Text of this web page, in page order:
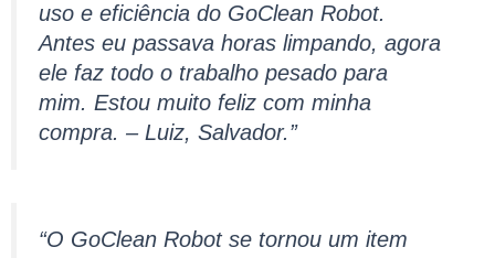
uso e eficiência do GoClean Robot.
Antes eu passava horas limpando, agora
ele faz todo o trabalho pesado para
mim. Estou muito feliz com minha
compra. – Luiz, Salvador.”
“O GoClean Robot se tornou um item